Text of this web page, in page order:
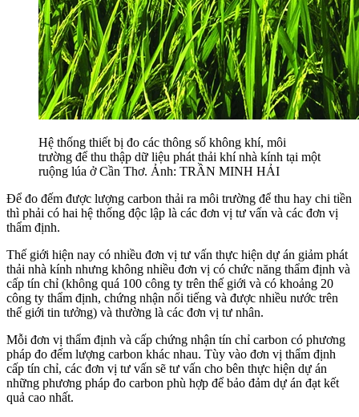
Hệ thống thiết bị đo các thông số không khí, môi
trường để thu thập dữ liệu phát thải khí nhà kính tại một
ruộng lúa ở Cần Thơ. Ảnh: TRẦN MINH HẢI
Để đo đếm được lượng carbon thải ra môi trường để thu hay chi tiền
thì phải có hai hệ thống độc lập là các đơn vị tư vấn và các đơn vị
thẩm định.
Thế giới hiện nay có nhiều đơn vị tư vấn thực hiện dự án giảm phát
thải nhà kính nhưng không nhiều đơn vị có chức năng thẩm định và
cấp tín chỉ (không quá 100 công ty trên thế giới và có khoảng 20
công ty thẩm định, chứng nhận nổi tiếng và được nhiều nước trên
thế giới tin tưởng) và thường là các đơn vị tư nhân.
Mỗi đơn vị thẩm định và cấp chứng nhận tín chỉ carbon có phương
pháp đo đếm lượng carbon khác nhau. Tùy vào đơn vị thẩm định
cấp tín chỉ, các đơn vị tư vấn sẽ tư vấn cho bên thực hiện dự án
những phương pháp đo carbon phù hợp để bảo đảm dự án đạt kết
quả cao nhất.